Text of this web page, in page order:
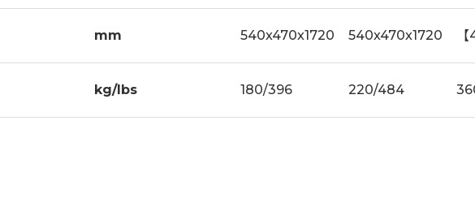
mm 540x470x1720 540x470x1720
kg/lbs 180/396 220/484